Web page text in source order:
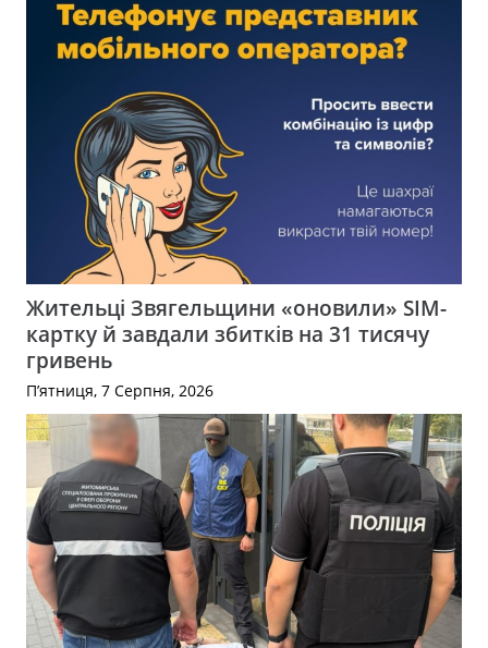
Жительці Звягельщини «оновили» SIM-
картку й завдали збитків на 31 тисячу
гривень
П’ятниця, 7 Серпня, 2026